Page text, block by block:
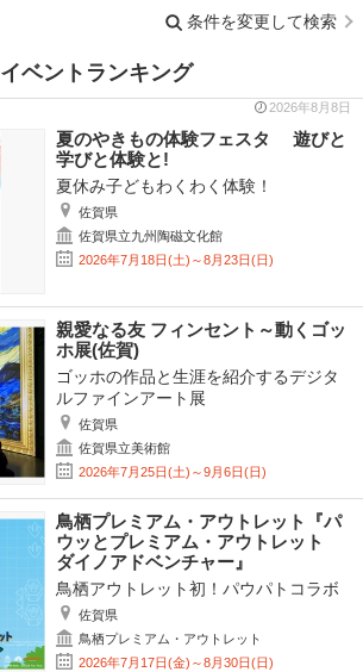
条件を変更して検索
イベントランキング
2026年8月8日
夏のやきもの体験フェスタ 遊びと
学びと体験と!
夏休み子どもわくわく体験！
佐賀県
佐賀県立九州陶磁文化館
2026年7月18日(土)～8月23日(日)
親愛なる友 フィンセント～動くゴッ
ホ展(佐賀)
ゴッホの作品と生涯を紹介するデジタ
ルファインアート展
佐賀県
佐賀県立美術館
2026年7月25日(土)～9月6日(日)
鳥栖プレミアム・アウトレット『パ
ウッとプレミアム・アウトレット
ダイノアドベンチャー』
鳥栖アウトレット初！パウパトコラボ
佐賀県
鳥栖プレミアム・アウトレット
2026年7月17日(金)～8月30日(日)